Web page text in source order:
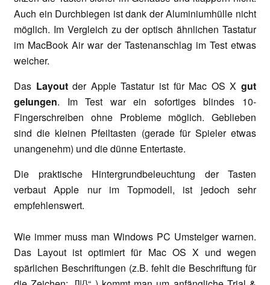
Auch ein Durchbiegen ist dank der Aluminiumhülle nicht
möglich. Im Vergleich zu der optisch ähnlichen Tastatur
im MacBook Air war der Tastenanschlag im Test etwas
weicher.
Das Layoutder Apple Tastatur ist für Mac OS Xgut
gelungen. Im Test war ein sofortiges blindes 10-
Fingerschreiben ohne Probleme möglich. Geblieben
sind die kleinen Pfeiltasten (gerade für Spieler etwas
unangenehm) und die dünne Entertaste.
Die praktische Hintergrundbeleuchtung der Tasten
verbaut Apple nur im Topmodell, ist jedoch sehr
empfehlenswert.
Wie immer muss man Windows PC Umsteiger warnen.
Das Layout ist optimiert für Mac OS X und wegen
spärlichen Beschriftungen (z.B. fehlt die Beschriftung für